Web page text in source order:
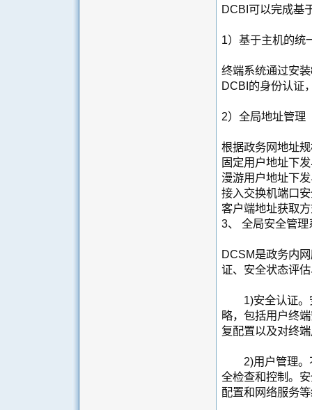
DCBI可以完成基
1）基于主机的统
终端系统通过安
DCBI的身份认证
2）全局地址管理
根据政务网地址
固定用户地址下
漫游用户地址下
接入交换机端口
客户端地址获取
3、 全局安全管
DCSM是政务内
证、安全状态评
1)安全认证。安
略，包括用户终
复配置以及对终
2)用户管理。不
全检查和控制。
配置和网络服务